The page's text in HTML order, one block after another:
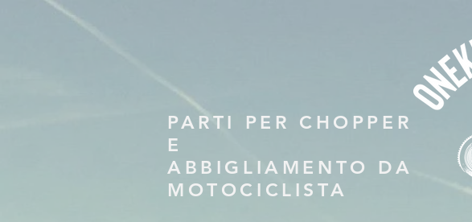
PARTI PER CHOPPER
E
ABBIGLIAMENTO DA
MOTOCICLISTA